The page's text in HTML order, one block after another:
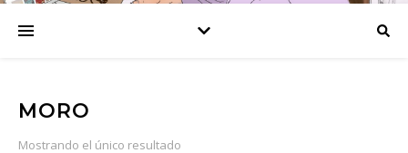
MORO
Mostrando el único resultado